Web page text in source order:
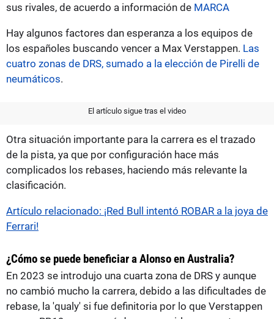
sus rivales, de acuerdo a información de MARCA
Hay algunos factores dan esperanza a los equipos de
los españoles buscando vencer a Max Verstappen. Las
cuatro zonas de DRS, sumado a la elección de Pirelli de
neumáticos.
El artículo sigue tras el video
Otra situación importante para la carrera es el trazado
de la pista, ya que por configuración hace más
complicados los rebases, haciendo más relevante la
clasificación.
Artículo relacionado: ¡Red Bull intentó ROBAR a la joya de
Ferrari!
¿Cómo se puede beneficiar a Alonso en Australia?
En 2023 se introdujo una cuarta zona de DRS y aunque
no cambió mucho la carrera, debido a las dificultades de
rebase, la 'qualy' si fue definitoria por lo que Verstappen